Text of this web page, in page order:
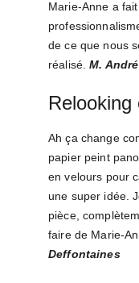
Marie-Anne a
de ce que nous
réalisé. M. André
Relooking
Ah ça change
papier peint
en velours pour
une super idée.
pièce,
faire de Marie-
Deffontaines